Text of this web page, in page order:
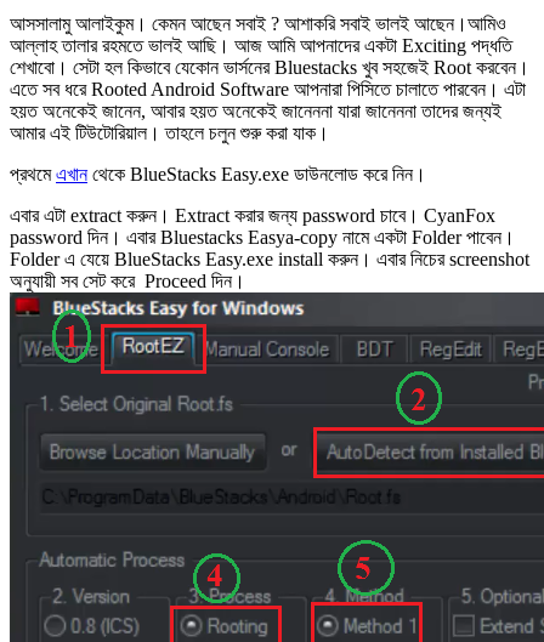
আসসালামু আলাইকুম। কেমন আছেন সবাই ? আশাকরি সবাই ভালই আছেন।আমিও
আল্লাহ তালার রহমতে ভালই আছি। আজ আমি আপনাদের একটা Exciting পদ্ধতি
শেখাবো। সেটা হল কিভাবে যেকোন ভার্সনের Bluestacks খুব সহজেই Root করবেন।
এতে সব ধরে Rooted Android Software আপনারা পিসিতে চালাতে পারবেন। এটা
হয়ত অনেকেই জানেন, আবার হয়ত অনেকেই জানেননা যারা জানেননা তাদের জন্যই
আমার এই টিউটোরিয়াল। তাহলে চলুন শুরু করা যাক।
প্রথমেএখানথেকে BlueStacks Easy.exe ডাউনলোড করে নিন।
এবার এটা extract করুন। Extract করার জন্য password চাবে। CyanFox
password দিন। এবার Bluestacks Easya-copy নামে একটা Folder পাবেন।
Folder এ যেয়ে BlueStacks Easy.exe install করুন। এবার নিচের screenshot
অনুযায়ী সব সেট করে Proceed দিন।